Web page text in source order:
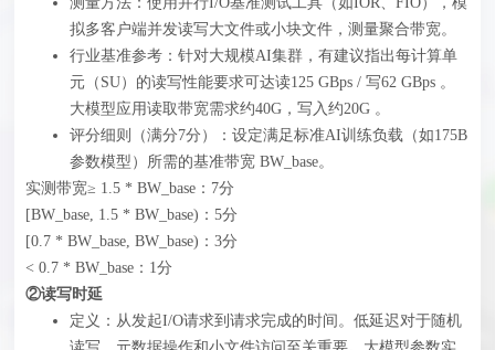
拟多客户端并发读写大文件或小块文件，测量聚合带宽。
行业基准参考：针对大规模AI集群，有建议指出每计算单
元（SU）的读写性能要求可达读125 GBps / 写62 GBps 。
大模型应用读取带宽需求约40G，写入约20G 。
评分细则（满分7分）‍：设定满足标准AI训练负载（如175B
参数模型）所需的基准带宽 BW_base。
实测带宽≥ 1.5 * BW_base：7分
[BW_base, 1.5 * BW_base)：5分
[0.7 * BW_base, BW_base)：3分
< 0.7 * BW_base：1分
②读写时延
定义：从发起I/O请求到请求完成的时间。低延迟对于随机